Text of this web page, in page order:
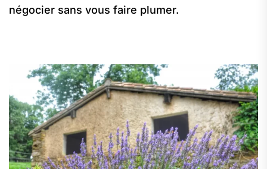
négocier sans vous faire plumer.